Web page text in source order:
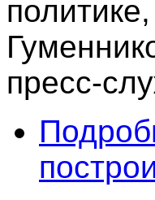
пресс-